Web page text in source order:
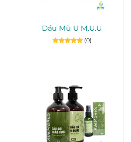
Dầu Mù U M.U.U
(0)